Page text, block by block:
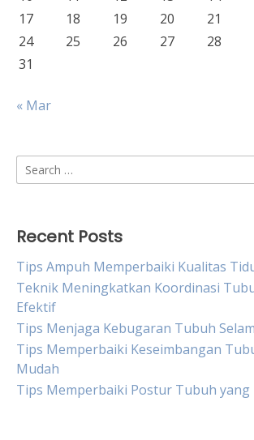
17
18 19 20 21
24
25 26 27 28
31
« Mar
Search
for:
Recent Posts
Tips Ampuh Memperbaiki Kualitas
Teknik Meningkatkan Koordinasi
Efektif
Tips Menjaga Kebugaran Tubuh
Tips Memperbaiki Keseimbangan
Mudah
Tips Memperbaiki Postur Tubuh yang